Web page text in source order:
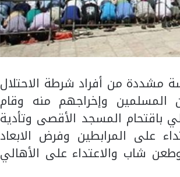
مشددة من أفراد شرطة الاحتلال
المسلمين وإخراجهم منه وقام
باقتحام المسجد الأقصى وتأدية
على المرابطين وفرض الابعاد
شاب والاعتداء على الأهالي